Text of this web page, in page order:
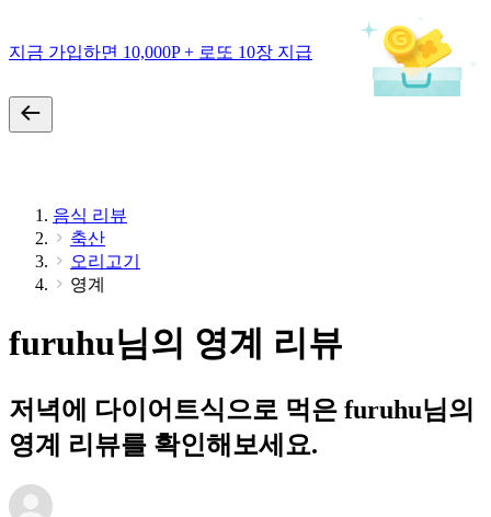
지금 가입하면 10,000P + 로또 10장 지급
음식 리뷰
축산
오리고기
영계
furuhu님의 영계 리뷰
저녁에 다이어트식으로 먹은 furuhu님의
영계 리뷰를 확인해보세요.